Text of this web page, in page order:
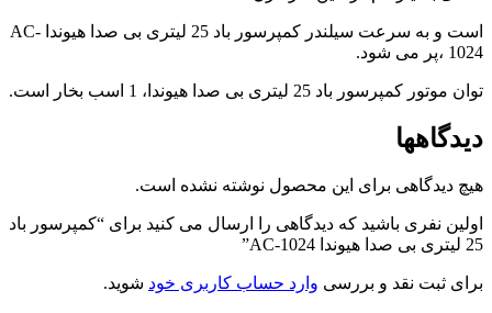
anna
bell
teasing
my
lustful
sucks
my
in
است و به سرعت سیلندر کمپرسور باد 25 لیتری بی صدا هیوندا AC-
1024 ،پر می شود.
توان موتور کمپرسور باد 25 لیتری بی صدا هیوندا، 1 اسب بخار است.
دیدگاهها
هیچ دیدگاهی برای این محصول نوشته نشده است.
اولین نفری باشید که دیدگاهی را ارسال می کنید برای “کمپرسور باد
25 لیتری بی صدا هیوندا AC-1024”
برای ثبت نقد و بررسی وارد حساب کاربری خود شوید.